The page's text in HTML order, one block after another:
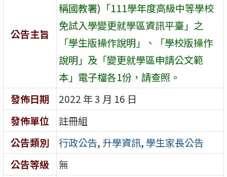
公告主旨
稱國教署)「111學年度高級中等學校
免試入學變更就學區資訊平臺」之
「學生版操作說明」、「學校版操作
說明」及「變更就學區申請公文範
本」電子檔各1份，請查照。
發佈日期
2022 年 3 月 16 日
發佈單位
註冊組
公告類別
行政公告, 升學資訊, 學生家長公告
公告等級
無